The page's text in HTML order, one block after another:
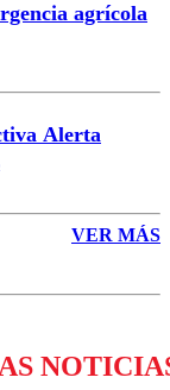
agrícola
Alerta
VER MÁS